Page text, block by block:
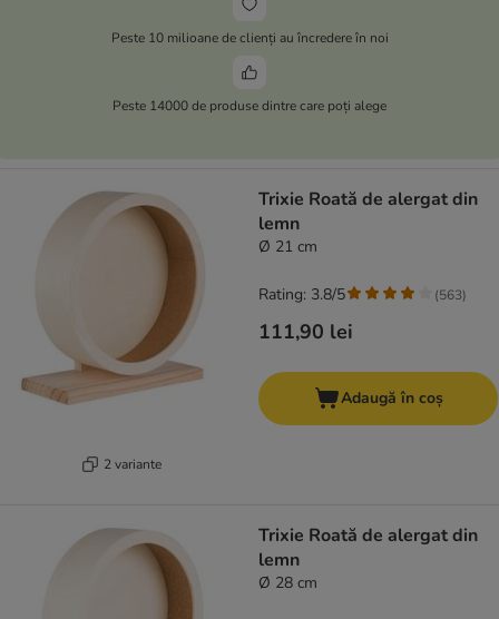
Peste 10 milioane de clienți au încredere în noi
Peste 14000 de produse dintre care poți alege
2 variante
Trixie Roată de alergat din
lemn
Ø 21 cm
111,90 lei
Rating: 3.8/5 (563)
Adaugă în coș
Trixie Roată de alergat din
lemn
Ø 28 cm